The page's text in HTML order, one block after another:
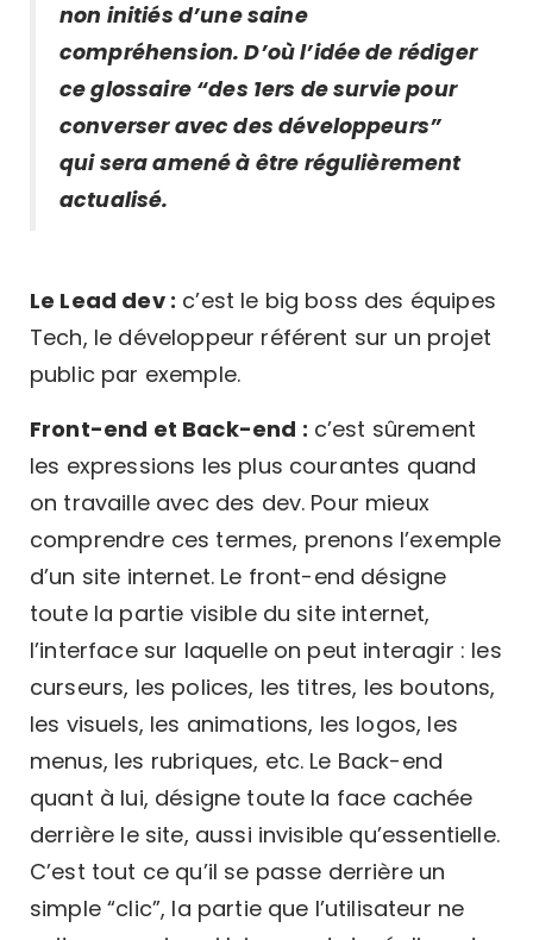
non initiés d’une saine
compréhension. D’où l’idée de rédiger
ce glossaire “des 1ers de survie pour
converser avec des développeurs”
qui sera amené à être régulièrement
actualisé.
Le Lead dev : c’est le big boss des équipes
Tech, le développeur référent sur un projet
public par exemple.
Front-end et Back-end : c’est sûrement
les expressions les plus courantes quand
on travaille avec des dev. Pour mieux
comprendre ces termes, prenons l’exemple
d’un site internet. Le front-end désigne
toute la partie visible du site internet,
l’interface sur laquelle on peut interagir : les
curseurs, les polices, les titres, les boutons,
les visuels, les animations, les logos, les
menus, les rubriques, etc. Le Back-end
quant à lui, désigne toute la face cachée
derrière le site, aussi invisible qu’essentielle.
C’est tout ce qu’il se passe derrière un
simple “clic”, la partie que l’utilisateur ne